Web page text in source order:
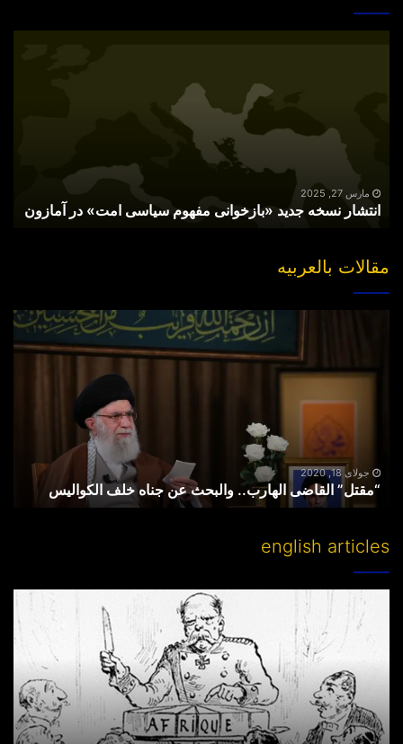
آمازونمارس 27, 2025
انتشار نسخه جدید «بازخوانی مفهوم سیاسی امت» در آمازون
مقالات بالعربیه
والبحث
جولای 18, 2020
“مقتل” القاضی الهارب.. والبحث عن جناه خلف الکوالیس
english articles
Partitioning
others’